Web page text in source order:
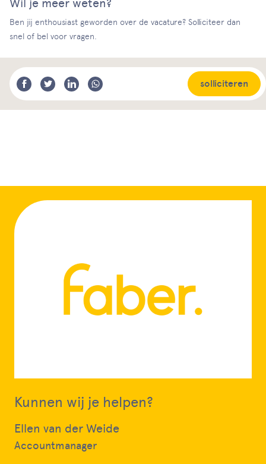
Wil je meer weten?
Ben jij enthousiast geworden over de vacature? Solliciteer dan
snel of bel voor vragen.
solliciteren
Kunnen wij je helpen?
Ellen van der Weide
Accountmanager